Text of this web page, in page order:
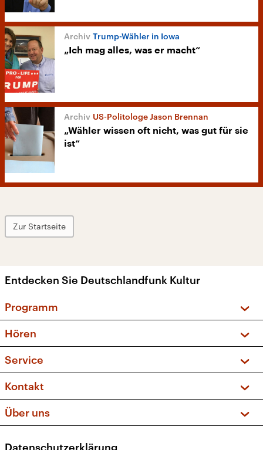
Trump-Wähler in Iowa
„Ich mag alles, was er macht“
US-Politologe Jason Brennan
„Wähler wissen oft nicht, was gut für sie
ist“
Zur Startseite
Entdecken Sie Deutschlandfunk Kultur
Programm
Sendungen und Podcasts
Musikliste
Kakadu – Das Kinderprogramm
Hören
Frequenzen (UKW + DAB+)
Service
FAQ
Apps
Newsletter
Kontakt
Social Media
Über uns
Datenschutzerklärung